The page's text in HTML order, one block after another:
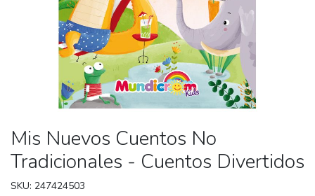
Mis Nuevos Cuentos No
Tradicionales - Cuentos Divertidos
SKU: 247424503